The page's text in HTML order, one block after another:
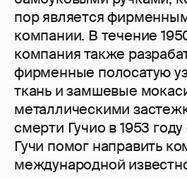
пор является
компании. В течение
компания также
фирменные полосатую
ткань и замшевые
металлическими
смерти Гучио в 1953
Гучи помог направить
международной